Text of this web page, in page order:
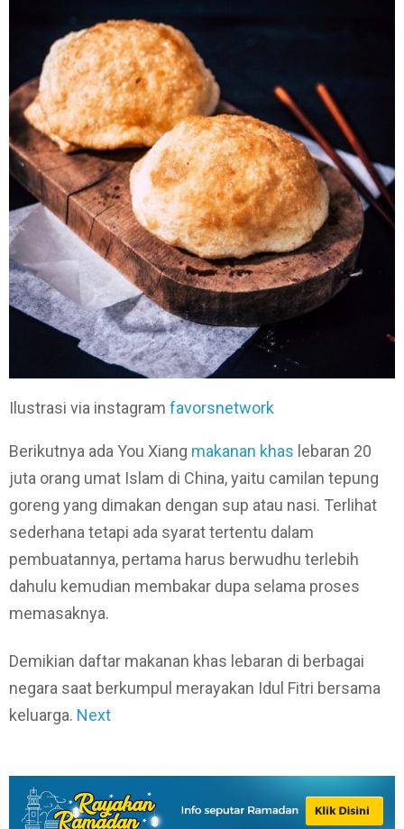
Ilustrasi via instagram favorsnetwork
Berikutnya ada You Xiang makanan khas lebaran 20
juta orang umat Islam di China, yaitu camilan tepung
goreng yang dimakan dengan sup atau nasi. Terlihat
sederhana tetapi ada syarat tertentu dalam
pembuatannya, pertama harus berwudhu terlebih
dahulu kemudian membakar dupa selama proses
memasaknya.
Demikian daftar makanan khas lebaran di berbagai
negara saat berkumpul merayakan Idul Fitri bersama
keluarga. Next